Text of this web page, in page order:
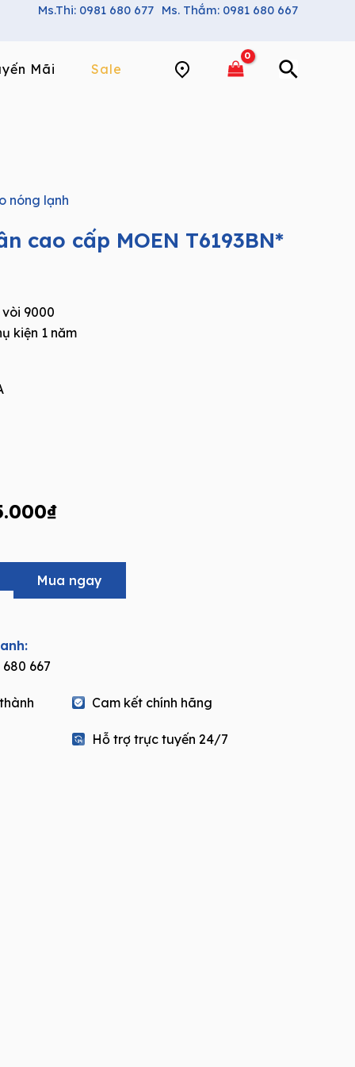
Ms.Thi: 0981 680 677 Ms. Thắm: 0981 680 667
Mãi Sale
nóng lạnh
cao cấp MOEN T6193BN*
9000
kiện 1 năm
₫Current
10.725.000₫.
Mua ngay
680 667
Cam kết chính hãng
Hỗ trợ trực tuyến 24/7